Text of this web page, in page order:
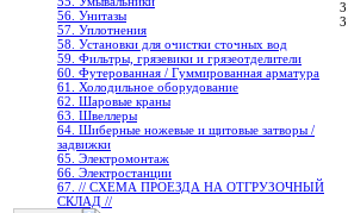
56. Унитазы
57. Уплотнения
58. Установки для очистки сточных вод
59. Фильтры, грязевики и грязеотделители
60. Футерованная / Гуммированная арматура
61. Холодильное oборудование
62. Шаровые краны
63. Швеллеры
64. Шиберные ножевые и щитовые затворы /
задвижки
65. Электромонтаж
66. Электростанции
67. // СХЕМА ПРОЕЗДА НА ОТГРУЗОЧНЫЙ
СКЛАД //